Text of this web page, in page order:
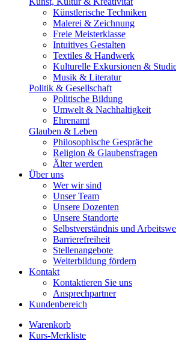
Künstlerische Techniken
Malerei & Zeichnung
Freie Meisterklasse
Intuitives Gestalten
Textiles & Handwerk
Kulturelle Exkursionen &
Musik & Literatur
Politik & Gesellschaft
Politische Bildung
Umwelt & Nachhaltigkeit
Ehrenamt
Glauben & Leben
Philosophische Gespräche
Religion & Glaubensfragen
Älter werden
Über uns
Wer wir sind
Unser Team
Unsere Dozenten
Unsere Standorte
Selbstverständnis und
Barrierefreiheit
Stellenangebote
Weiterbildung fördern
Kontakt
Kontaktieren Sie uns
Ansprechpartner
Kundenbereich
Warenkorb
Kurs-Merkliste